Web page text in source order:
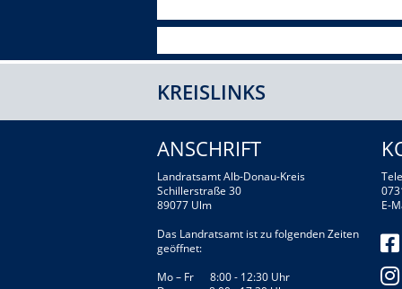
KREISLINKS
ANSCHRIFT
Landratsamt Alb-Donau-Kreis
Schillerstraße 30
89077 Ulm
Das Landratsamt ist zu folgenden Zeiten
geöffnet:
Mo – Fr 8:00 - 12:30 Uhr
E-